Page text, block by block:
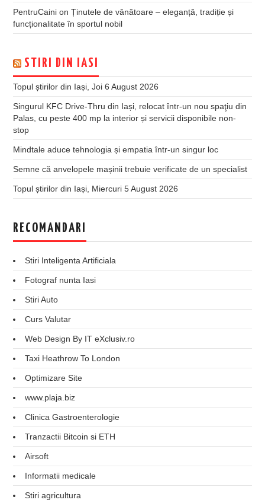
PentruCaini onȚinutele de vânătoare – eleganță, tradiție și
funcționalitate în sportul nobil
STIRI DIN IASI
Topul știrilor din Iași, Joi 6 August 2026
Singurul KFC Drive-Thru din Iași, relocat într-un nou spaţiu din
Palas, cu peste 400 mp la interior și servicii disponibile non-
stop
Mindtale aduce tehnologia și empatia într-un singur loc
Semne că anvelopele mașinii trebuie verificate de un specialist
Topul știrilor din Iași, Miercuri 5 August 2026
RECOMANDARI
Stiri Inteligenta Artificiala
Fotograf nunta Iasi
Stiri Auto
Curs Valutar
Web Design By IT eXclusiv.ro
Taxi Heathrow To London
Optimizare Site
www.plaja.biz
Clinica Gastroenterologie
Tranzactii Bitcoin si ETH
Airsoft
Informatii medicale
Stiri agricultura